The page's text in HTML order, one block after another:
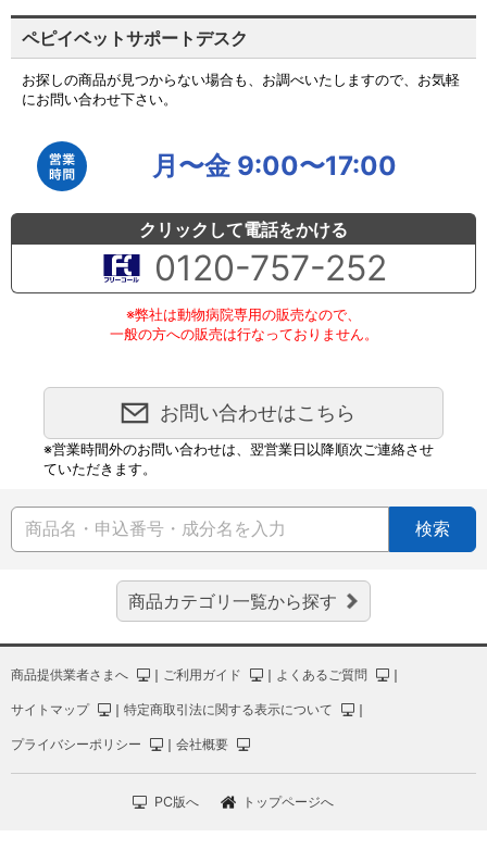
ペピイベットサポートデスク
お探しの商品が見つからない場合も、お調べいたしますので、お気軽
にお問い合わせ下さい。
月〜金 9:00〜17:00
クリックして電話をかける
0120-757-252
※弊社は動物病院専用の販売なので、
一般の方への販売は行なっておりません。
お問い合わせはこちら
※営業時間外のお問い合わせは、翌営業日以降順次ご連絡させ
ていただきます。
検索
商品カテゴリ一覧から探す
商品提供業者さまへ ｜ ご利用ガイド ｜ よくあるご質問 ｜
サイトマップ ｜ 特定商取引法に関する表示について ｜
プライバシーポリシー ｜ 会社概要
PC版へ トップページへ